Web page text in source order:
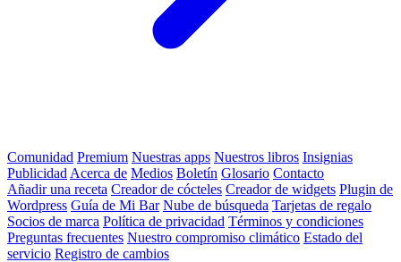
Comunidad Premium Nuestras apps Nuestros libros Insignias
Publicidad Acerca de Medios Boletín Glosario Contacto
Añadir una receta Creador de cócteles Creador de widgets Plugin de
Wordpress Guía de Mi Bar Nube de búsqueda Tarjetas de regalo
Socios de marca Política de privacidad Términos y condiciones
Preguntas frecuentes Nuestro compromiso climático Estado del
servicio Registro de cambios